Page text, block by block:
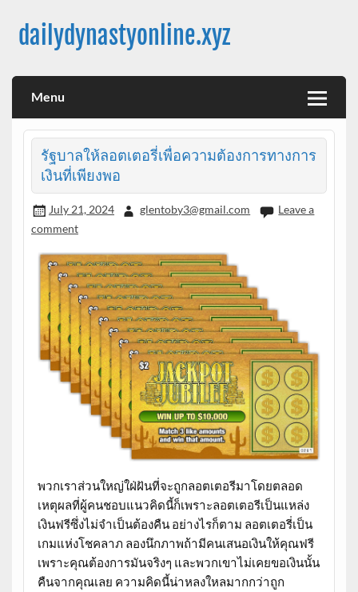
contentdailydynastyonline.xyz
Menu
รัฐบาลให้ลอตเตอรี่เพื่อความต้องการทางการ
เงินที่เพียงพอ
July 21, 2024 glentoby3@gmail.com
Leave a
comment
พวกเราส่วนใหญ่ใฝ่ฝันที่จะถูกลอตเตอรีมาโดยตลอด
เหตุผลที่ผู้คนชอบแนวคิดนี้ก็เพราะลอตเตอรีเป็นแหล่ง
เงินฟรีซึ่งไม่จำเป็นต้องคืน อย่างไรก็ตาม ลอตเตอรี่เป็น
เกมแห่งโชคลาภ ลองนึกภาพถ้ามีคนเสนอเงินให้คุณฟรี
เพราะคุณต้องการมันจริงๆ และพวกเขาไม่เคยขอเงินนั้น
คืนจากคุณเลย ความคิดนี้น่าหลงใหลมากกว่าถูก